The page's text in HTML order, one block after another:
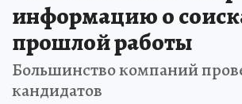
информацию о
прошлой работы
Большинство компаний
кандидатов